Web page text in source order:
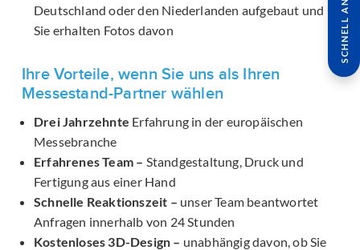
Deutschland oder den Niederlanden aufgebaut und
Sie erhalten Fotos davon
Ihre Vorteile, wenn Sie uns als Ihren
Messestand-Partner wählen
Drei Jahrzehnte Erfahrung in der europäischen
Messebranche
Erfahrenes Team – Standgestaltung, Druck und
Fertigung aus einer Hand
Schnelle Reaktionszeit – unser Team beantwortet
Anfragen innerhalb von 24 Stunden
Kostenloses 3D-Design – unabhängig davon, ob Sie